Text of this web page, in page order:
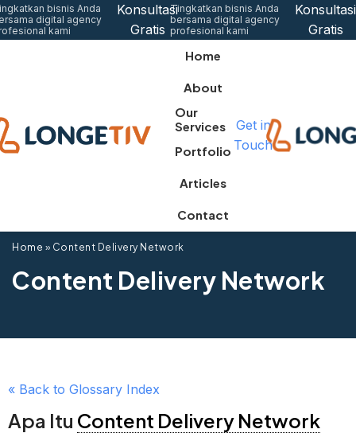
bisnis Anda
digital agency
kami
Konsultasi
Gratis
Tingkatkan bisnis Anda
bersama digital agency
profesional kami
Konsultasi
Gratis
Home
About
Our
Services
Portfolio
Articles
Contact
Get in
Touch
Home » Content Delivery Network
Content Delivery Network
« Back to Glossary Index
Apa Itu Content Delivery Network